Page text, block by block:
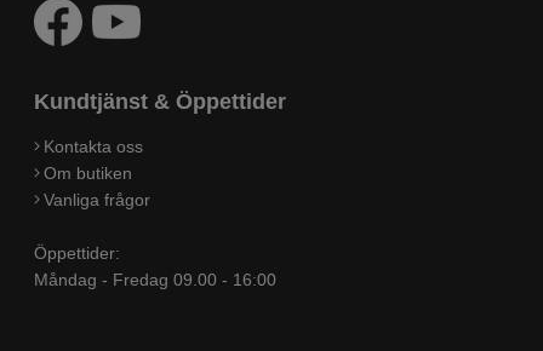
Kundtjänst & Öppettider
Kontakta oss
Om butiken
Vanliga frågor
Öppettider:
Måndag - Fredag 09.00 - 16:00